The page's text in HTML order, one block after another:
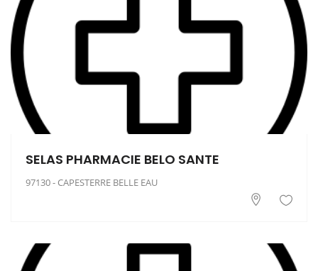
SELAS PHARMACIE BELO SANTE
97130 - CAPESTERRE BELLE EAU